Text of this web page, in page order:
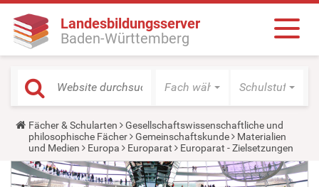
Landesbildungsserver
Baden-Württemberg
Fach wählen Schulstufe
Y
o
u
a
r
e
Fächer & Schularten
Gesellschaftswissenschaftliche und
philosophische Fächer
Gemeinschaftskunde
Materialien
und Medien
Europa Europarat Europarat - Zielsetzungen